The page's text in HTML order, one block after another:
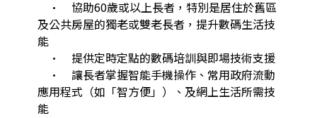
及公共房屋的獨老或雙老長者，提升數碼生活技
能
應用程式（如「智方便」）、及網上生活所需技
能